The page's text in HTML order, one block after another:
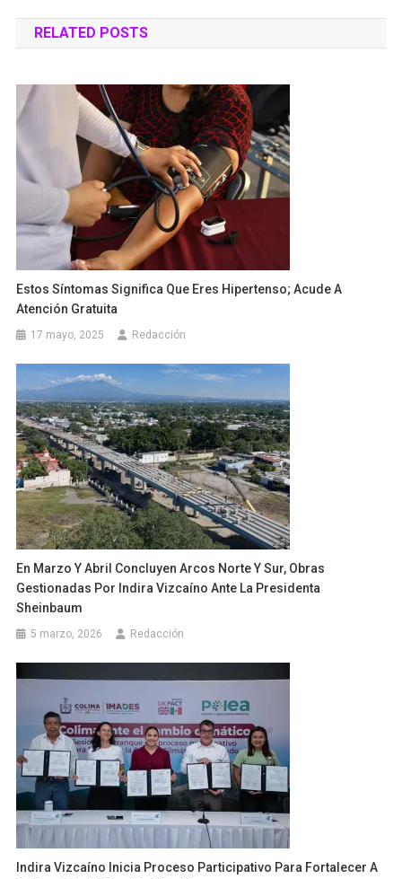
de
entradas
RELATED POSTS
Estos Síntomas Significa Que Eres Hipertenso; Acude A
Atención Gratuita
17 mayo, 2025 Redacción
En Marzo Y Abril Concluyen Arcos Norte Y Sur, Obras
Gestionadas Por Indira Vizcaíno Ante La Presidenta
Sheinbaum
5 marzo, 2026 Redacción
Indira Vizcaíno Inicia Proceso Participativo Para Fortalecer A